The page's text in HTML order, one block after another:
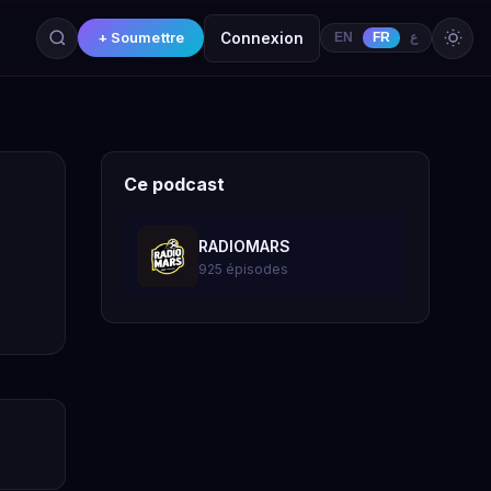
+ Soumettre Connexion EN FR ع
Ce podcast
RADIOMARS
925 épisodes